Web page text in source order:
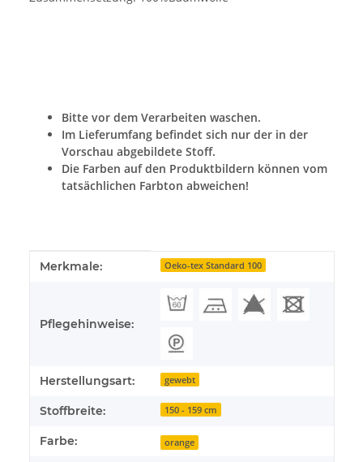
Bitte vor dem Verarbeiten waschen.
Im Lieferumfang befindet sich nur der in der
Vorschau abgebildete Stoff.
Die Farben auf den Produktbildern können vom
tatsächlichen Farbton abweichen!
Produkteigenschaft
Wert
Merkmale: Oeko-tex Standard 100
Pflegehinweise:
Herstellungsart: gewebt
Stoffbreite: 150 - 159 cm
Farbe: orange